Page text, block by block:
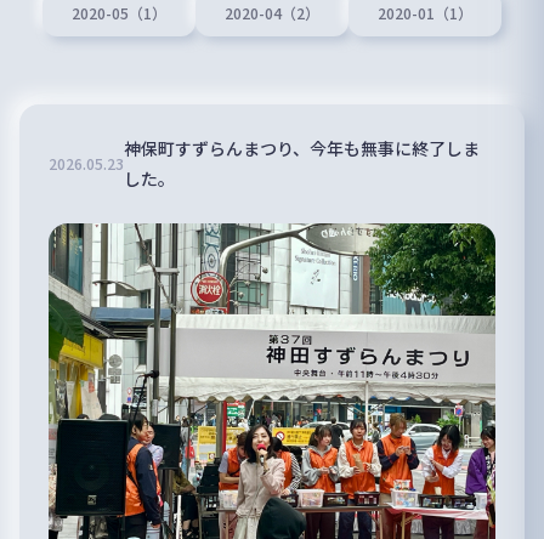
2020-05（1） 2020-04（2） 2020-01（1）
2026.05.23
神保町すずらんまつり、今年も無事に終了しま
した。